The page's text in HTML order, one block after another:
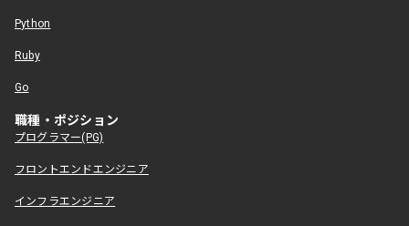
Python
Ruby
Go
職種・ポジション
プログラマー(PG)
フロントエンドエンジニア
インフラエンジニア